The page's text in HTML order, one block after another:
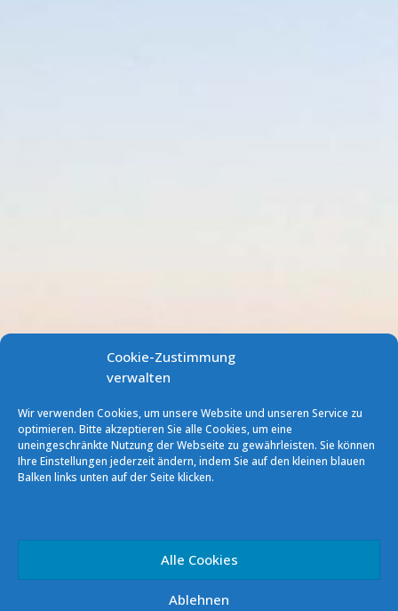
Cookie-Zustimmung
verwalten
Wir verwenden Cookies, um unsere Website und unseren Service zu
optimieren. Bitte akzeptieren Sie alle Cookies, um eine
uneingeschränkte Nutzung der Webseite zu gewährleisten. Sie können
Ihre Einstellungen jederzeit ändern, indem Sie auf den kleinen blauen
Balken links unten auf der Seite klicken.
Alle Cookies
Ablehnen
Saisonausklang 2019